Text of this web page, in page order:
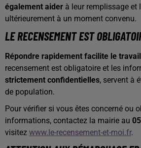
également aider à leur remplissage et
ultérieurement à un moment convenu.
LE RECENSEMENT EST
Répondre rapidement facilite le
recensement est obligatoire et les
strictement confidentielles, servent à
de population.
Pour vérifier si vous êtes concerné ou
informations, contactez la mairie au
visitez www.le-recensement-et-moi.fr.